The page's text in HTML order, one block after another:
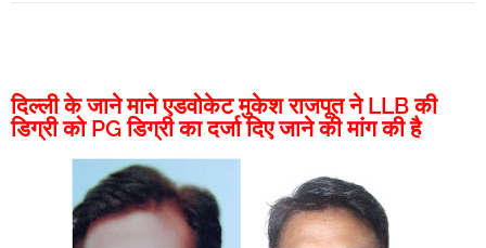
दिल्ली के जाने माने एडवोकेट मुकेश राजपूत ने LLB की
डिग्री को PG डिग्री का दर्जा दिए जाने की मांग की है